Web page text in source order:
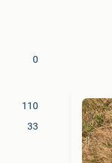
0
110
33